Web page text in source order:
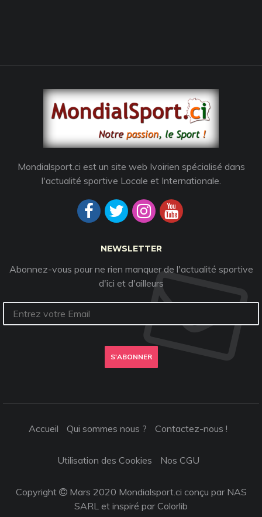
Mondialsport.ci est un site web Ivoirien spécialisé dans
l'actualité sportive Locale et Internationale.
NEWSLETTER
Abonnez-vous pour ne rien manquer de l'actualité sportive
d'ici et d'ailleurs
S'ABONNER
Accueil Qui sommes nous ? Contactez-nous !
Utilisation des Cookies Nos CGU
Copyright
Mars 2020 Mondialsport.ci conçu par NAS
SARL et inspiré parColorlib